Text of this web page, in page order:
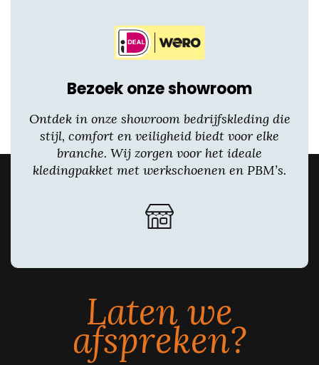
Bezoek onze showroom
Ontdek in onze showroom bedrijfskleding die
stijl, comfort en veiligheid biedt voor elke
branche. Wij zorgen voor het ideale
kledingpakket met werkschoenen en PBM’s.
Laten we
afspreken?